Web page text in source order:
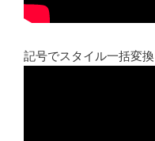
記号でスタイル一括変